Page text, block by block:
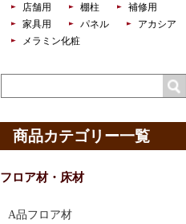
店舗用 棚柱
補修用
家具用
パネル
アカシア
メラミン化粧
商品カテゴリー一覧
フロア材・床材
A品フロア材